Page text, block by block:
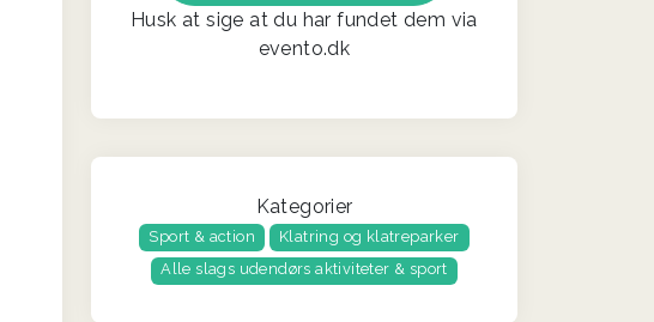
Husk at sige at du har fundet dem via
evento.dk
Kategorier
Sport & action
Klatring og klatreparker
Alle slags udendørs aktiviteter & sport